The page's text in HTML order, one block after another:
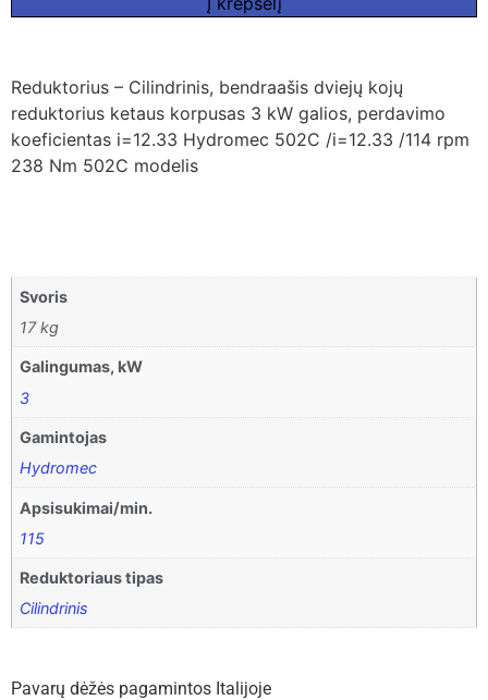
Reduktorius – Cilindrinis, bendraašis dviejų kojų
reduktorius ketaus korpusas 3 kW galios, perdavimo
koeficientas i=12.33 Hydromec 502C /i=12.33 /114 rpm
238 Nm 502C modelis
Svoris
17 kg
Galingumas, kW
3
Gamintojas
Hydromec
Apsisukimai/min.
115
Reduktoriaus tipas
Cilindrinis
Pavarų dėžės pagamintos Italijoje